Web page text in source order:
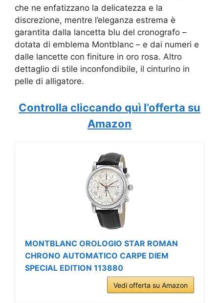
che ne enfatizzano la delicatezza e la
discrezione, mentre l’eleganza estrema è
garantita dalla lancetta blu del cronografo –
dotata di emblema Montblanc – e dai numeri e
dalle lancette con finiture in oro rosa. Altro
dettaglio di stile inconfondibile, il cinturino in
pelle di alligatore.
Controlla cliccando quì l’offerta su
Amazon
MONTBLANC OROLOGIO STAR ROMAN
CHRONO AUTOMATICO CARPE DIEM
SPECIAL EDITION 113880
Vedi offerta su Amazon